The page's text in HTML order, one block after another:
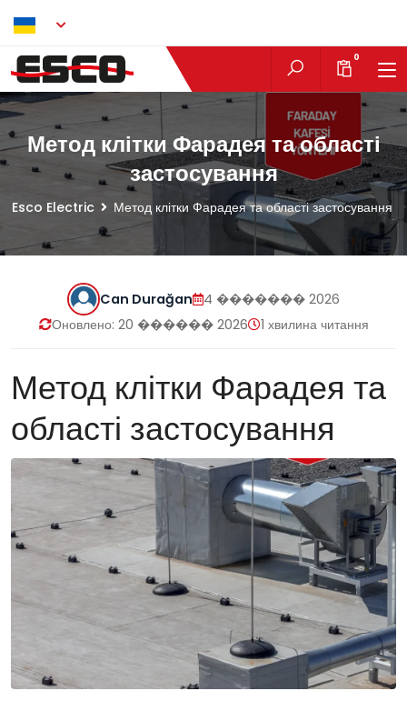
0
Метод клітки Фарадея та області
застосування
Esco Electric Метод клітки Фарадея та області застосування
Can Durağan
4 ������� 2026
Оновлено: 20 ������ 2026 1 хвилина читання
Метод клітки Фарадея та
області застосування